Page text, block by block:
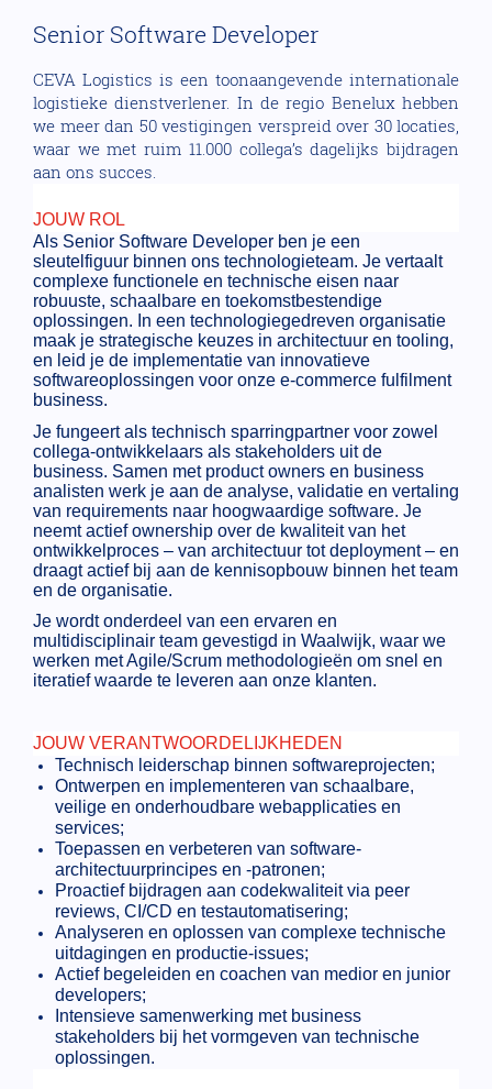
Senior Software Developer
CEVA Logistics is een toonaangevende internationale
logistieke dienstverlener. In de regio Benelux hebben
we meer dan 50 vestigingen verspreid over 30 locaties,
waar we met ruim 11.000 collega’s dagelijks bijdragen
aan ons succes.
JOUW ROL
Als Senior Software Developer ben je een
sleutelfiguur binnen ons technologieteam. Je vertaalt
complexe functionele en technische eisen naar
robuuste, schaalbare en toekomstbestendige
oplossingen. In een technologiegedreven organisatie
maak je strategische keuzes in architectuur en tooling,
en leid je de implementatie van innovatieve
softwareoplossingen voor onze e-commerce fulfilment
business.
Je fungeert als technisch sparringpartner voor zowel
collega-ontwikkelaars als stakeholders uit de
business. Samen met product owners en business
analisten werk je aan de analyse, validatie en vertaling
van requirements naar hoogwaardige software. Je
neemt actief ownership over de kwaliteit van het
ontwikkelproces – van architectuur tot deployment – en
draagt actief bij aan de kennisopbouw binnen het team
en de organisatie.
Je wordt onderdeel van een ervaren en
multidisciplinair team gevestigd in Waalwijk, waar we
werken met Agile/Scrum methodologieën om snel en
iteratief waarde te leveren aan onze klanten.
JOUW VERANTWOORDELIJKHEDEN
Technisch leiderschap binnen softwareprojecten;
Ontwerpen en implementeren van schaalbare,
veilige en onderhoudbare webapplicaties en
services;
Toepassen en verbeteren van software-
architectuurprincipes en -patronen;
Proactief bijdragen aan codekwaliteit via peer
reviews, CI/CD en testautomatisering;
Analyseren en oplossen van complexe technische
uitdagingen en productie-issues;
Actief begeleiden en coachen van medior en junior
developers;
Intensieve samenwerking met business
stakeholders bij het vormgeven van technische
oplossingen.